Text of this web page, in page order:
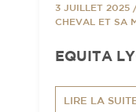
3 JUILLET 2025
CHEVAL ET SA
EQUITA
LIRE LA